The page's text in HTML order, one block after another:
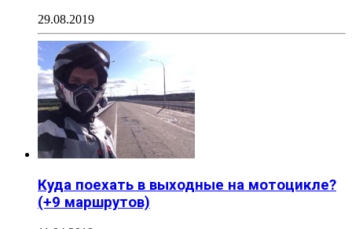
29.08.2019
Куда поехать в выходные на мотоцикле?
(+9 маршрутов)